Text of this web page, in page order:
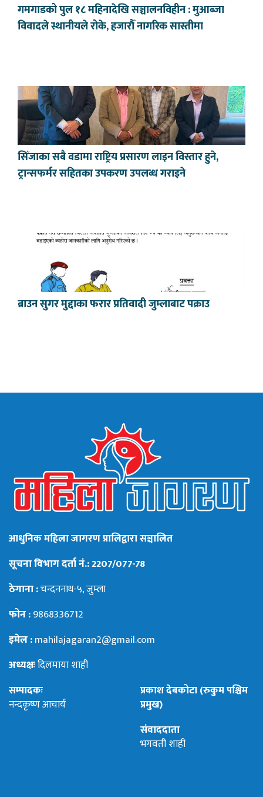
गमगाडको पुल १८ महिनादेखि सञ्चालनविहीन : मुआब्जा
विवादले स्थानीयले रोके, हजारौँ नागरिक सास्तीमा
सिँजाका सबै वडामा राष्ट्रिय प्रसारण लाइन विस्तार हुने,
ट्रान्सफर्मर सहितका उपकरण उपलब्ध गराइने
ब्राउन सुगर मुद्दाका फरार प्रतिवादी जुम्लाबाट पक्राउ
आधुनिक महिला जागरण प्रालिद्वारा सञ्चालित
सूचना विभाग दर्ता नं.: 2207/077-78
ठेगाना :चन्दननाथ-५, जुम्ला
फोन :9868336712
इमेल :mahilajagaran2@gmail.com
अध्यक्षःदिलमाया शाही
सम्पादकः
नन्दकृष्ण आचार्य
प्रकाश देबकोटा (रुकुम पश्चिम
प्रमुख)
संवाददाता
भगवती शाही